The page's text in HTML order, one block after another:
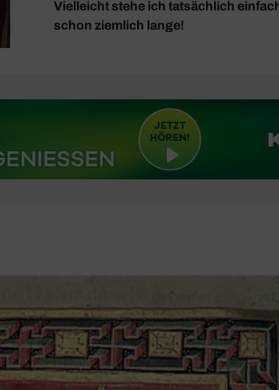
Vielleicht stehe ich tatsächlich
schon ziemlich lange!